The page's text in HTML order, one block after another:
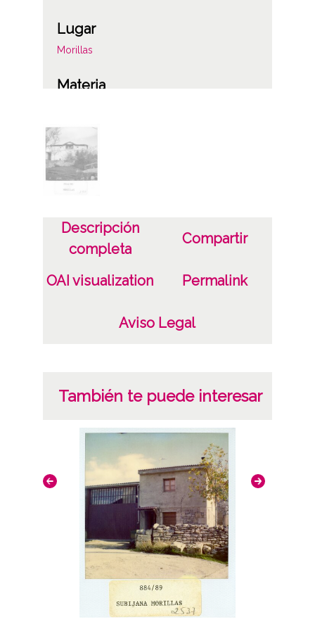
Lugar
Morillas
Materia
Notas
2044/89
Descripción
completa
Compartir
OAI visualization Permalink
Aviso Legal
También te puede interesar